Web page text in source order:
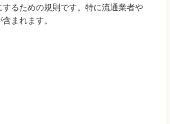
るための規則です。特に流通業者や
まれます。